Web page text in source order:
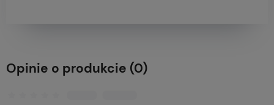
Opinie o produkcie (0)